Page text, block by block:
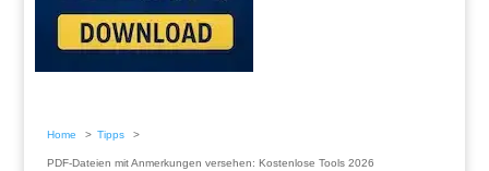
Home Tipps
PDF-Dateien mit Anmerkungen versehen: Kostenlose Tools 2026